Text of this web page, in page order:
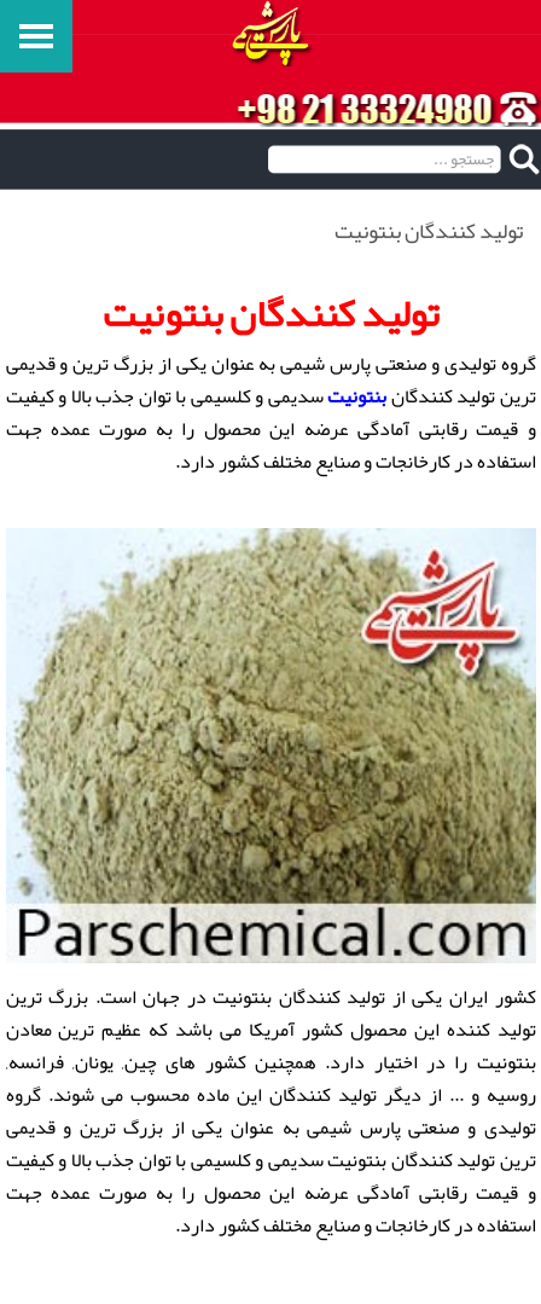
توليد كنندگان بنتونيت
توليد كنندگان بنتونيت
گروه تولیدی و صنعتی پارس شیمی به عنوان یکی از بزرگ ترین و قدیمی
ترین توليد كنندگانبنتونیتسدیمی و کلسیمی با توان جذب بالا و کیفیت
و قیمت رقابتی آمادگی عرضه این محصول را به صورت عمده جهت
استفاده در کارخانجات و صنایع مختلف کشور دارد.
کشور ایران یکی از توليد كنندگان بنتونيت در جهان است. بزرگ ترین
تولید کننده این محصول کشور آمریکا می باشد که عظیم ترین معادن
بنتونیت را در اختیار دارد. همچنین کشور های چین, یونان, فرانسه,
روسیه و ... از دیگر تولید کنندگان این ماده محسوب می شوند. گروه
تولیدی و صنعتی پارس شیمی به عنوان یکی از بزرگ ترین و قدیمی
ترین توليد كنندگان بنتونيت سدیمی و کلسیمی با توان جذب بالا و کیفیت
و قیمت رقابتی آمادگی عرضه این محصول را به صورت عمده جهت
استفاده در کارخانجات و صنایع مختلف کشور دارد.